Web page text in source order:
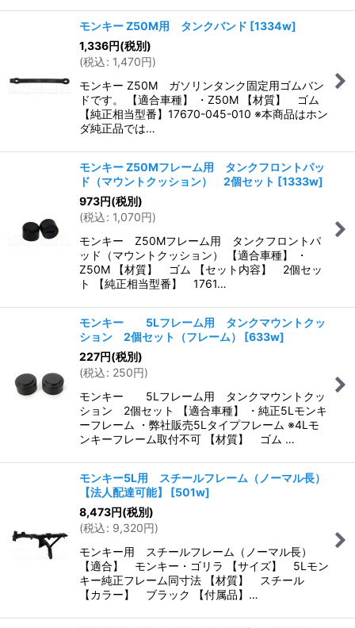
モンキー Z50M用 タンクバンド [1334w]
1,336円(税別)
(税込: 1,470円)
モンキー Z50M ガソリンタンク固定用ゴムバン
ドです。 【適合車種】 ・Z50M 【材質】 ゴム
【純正相当型番】17670-045-010 ※本商品はホン
ダ純正品では…
モンキー Z50Mフレーム用 タンクフロントパッ
ド（マウントクッション） 2個セット [1333w]
973円(税別)
(税込: 1,070円)
モンキー Z50Mフレーム用 タンクフロントパ
ッド（マウントクッション） 【適合車種】 ・
Z50M 【材質】 ゴム 【セット内容】 2個セッ
ト 【純正相当型番】 1761…
モンキー 5Lフレーム用 タンクマウントクッ
ション 2個セット（フレーム）
[633w]
227円(税別)
(税込: 250円)
モンキー 5Lフレーム用 タンクマウントクッ
ション 2個セット 【適合車種】 ・純正5Lモンキ
ーフレーム ・弊社販売5Lタイプフレーム ※4Lモ
ンキーフレーム取付不可 【材質】 ゴム …
モンキー5L用 スチールフレーム（ノーマル長）
【法人配達可能】
[501w]
8,473円(税別)
(税込: 9,320円)
モンキー用 スチールフレーム（ノーマル長）
【適合】 モンキー・ゴリラ 【サイズ】 5Lモン
キー純正フレーム同寸法 【材質】 スチール
【カラー】 ブラック 【付属品】…